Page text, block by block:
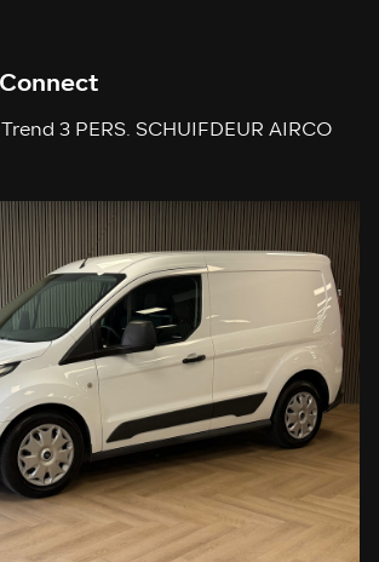
Trend 3 PERS. SCHUIFDEUR AIRCO